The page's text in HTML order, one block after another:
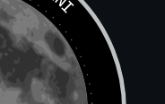
生木同制。
可为前例。